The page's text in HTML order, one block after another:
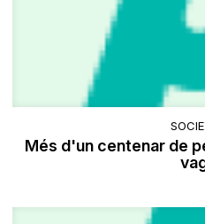
Més d'un centenar de